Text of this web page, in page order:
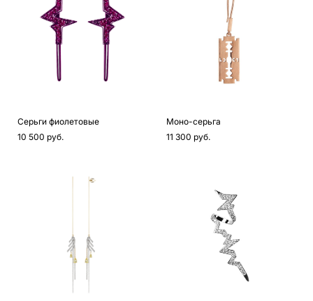
Серьги фиолетовые
10 500 pуб.
Моно-серьга
11 300 pуб.